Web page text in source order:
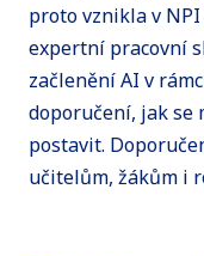
proto vznikla v
expertní pracovní
začlenění AI v
doporučení, jak se
postavit.
učitelům, žákům i